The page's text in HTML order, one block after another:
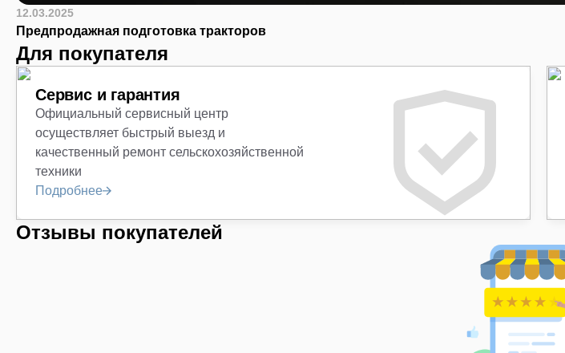
12.03.2025
Предпродажная подготовка тракторов
Для покупателя
Сервис и гарантия
Официальный сервисный центр
осуществляет быстрый выезд и
качественный ремонт сельскохозяйственной
техники
Подробнее
Отзывы покупателей